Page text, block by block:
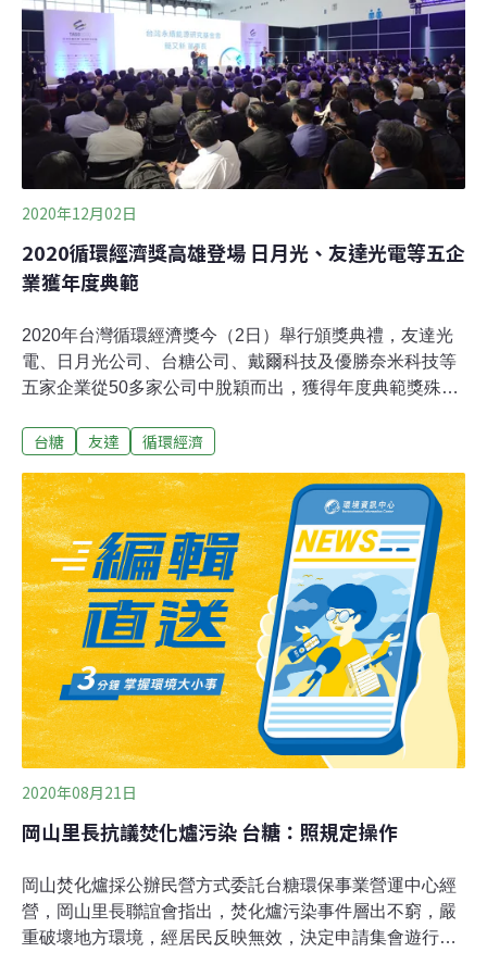
有後期開發，未來必定成為超過100公頃的產業園區，卻
將其拆分送審，帶頭鑽《環評法》漏洞，跳過詳細的二階
環評，大肆將台糖農地開發成工業區，這樣的政府簡直
「衝衝衝」過頭。100公頃以上需做二階環評 經濟部劃
99.41公頃產業園區經濟部於2020年提出「中南部產業園
區開發方案」，要開闢9座產業園區，共開發1200公頃的
台糖農地，第一批要開闢的產業園區共有5座，由北而南
分別位於雲林馬光農
2020年12月02日
2020循環經濟獎高雄登場 日月光、友達光電等五企
業獲年度典範
2020年台灣循環經濟獎今（2日）舉行頒獎典禮，友達光
電、日月光公司、台糖公司、戴爾科技及優勝奈米科技等
五家企業從50多家公司中脫穎而出，獲得年度典範獎殊
循環經濟獎邁入第二年，移師高雄舉行，也增加投資、供
濟。「全球正面臨供應鏈重組，愈來愈多國家提出碳中和
目標時程，循環經濟將是台灣企業轉型的關鍵」，而獲獎
企業樂於分享經驗，能作為其他業者參考的典範。第二屆
台灣循環經濟獎 更多元、更跨界、更具經濟效益工業革命
後「線性經濟」成為主流，卻造成的廢棄物、污染嚴重影
響環境與健康，近年來，愈來愈多人意識到地球資源有
限，開始透過「資源再利用」減少廢棄物及原物料開採，
由線性經濟轉為循環經濟，永續發展也成為近期產業升級
的熱門議題。總統蔡英文上任後則將「循環經濟」列為重
要產業政策。環保署副署長沈志修表示，台灣資源
台糖 友達 循環經濟
2020年08月21日
岡山里長抗議焚化爐污染 台糖：照規定操作
岡山焚化爐採公辦民營方式委託台糖環保事業營運中心經
營，岡山里長聯誼會指出，焚化爐污染事件層出不窮，嚴
重破壞地方環境，經居民反映無效，決定申請集會遊行路